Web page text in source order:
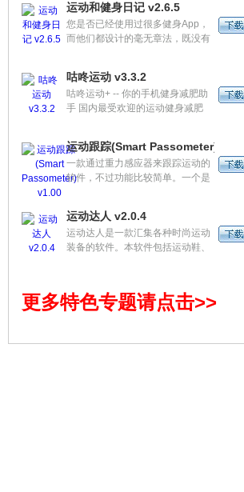
项自定义的训练计划，结合Nike专
业教练的语音指导和随选指示帮你
健身。 - NTC 訓練基本裝備介紹，
运动和健身日记 v2.6.5
您是否已经使用过很多健身App，
而他们都设计的毫无章法，既没有
软件！健身时间是一款App，用以
跟踪在健身中心的训练进度。
咕咚运动 v3.3.2
咕咚运动+ -- 你的手机健身减肥助
手 国内最受欢迎的运动健身减肥
获得健美身材！
运动跟踪(Smart Passometer) v1.00
一款通过重力感应器来跟踪运动的
软件，不过功能比较简单。一个是
中间休息时间。
运动达人 v2.0.4
运动达人是一款汇集各种时尚运动
装备的软件。本软件包括运动鞋、
内容。让你做一个运动达人！
更多特色专题请点击>>